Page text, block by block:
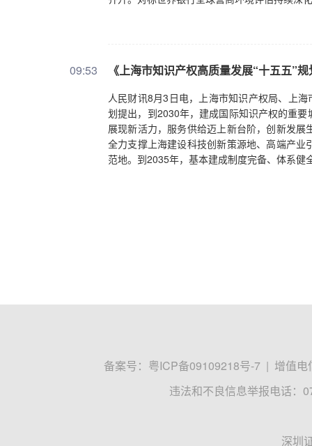
09:53 《上海市知识产权高质量发展“十五五”
人民财讯8月3日电，上海市知识产权局、上
划提出，到2030年，建成国际知识产权的重
展现新活力，服务供给迈上新台阶，创新发
全力支撑上海建设科技创新策源地、高端产
范地。到2035年，基本建成制度完备、体系
备案号： 粤ICP备09109218号-7 | 增值电
违法和不良信息举报电话：
深圳